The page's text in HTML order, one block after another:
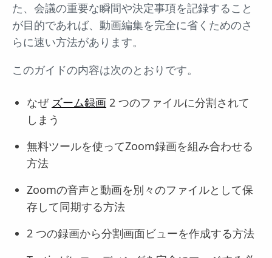
た、会議の重要な瞬間や決定事項を記録すること
が目的であれば、動画編集を完全に省くためのさ
らに速い方法があります。
このガイドの内容は次のとおりです。
なぜ ズーム録画 2 つのファイルに分割されて
しまう
無料ツールを使ってZoom録画を組み合わせる
方法
Zoomの音声と動画を別々のファイルとして保
存して同期する方法
2 つの録画から分割画面ビューを作成する方法